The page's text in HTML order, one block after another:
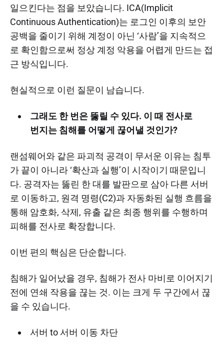
일으킨다는 점을 보았습니다. ICA(Implicit
Continuous Authentication)는 로그인 이후의 보안
공백을 줄이기 위해 계정이 아닌 ‘사람’을 지속적으
로 확인함으로써 정상 계정 악용을 어렵게 만드는 접
근 방식입니다.
현실적으로 이런 질문이 남습니다.
그래도 한 번은 뚫릴 수 있다. 이 때 전사로
번지는 침해를 어떻게 끊어낼 것인가?
랜섬웨어와 같은 파괴적 공격이 무서운 이유는 침투
가 끝이 아니라 ‘확산과 실행’이 시작이기 때문입니
다. 공격자는 뚫린 한 대를 발판으로 삼아 다른 서버
로 이동하고, 원격 명령(C2)과 자동화된 실행 흐름을
통해 암호화, 삭제, 유출 같은 최종 행위를 수행하며
피해를 전사로 확장합니다.
이번 편의 핵심은 단순합니다.
침해가 일어났을 경우, 침해가 전사 마비로 이어지기
전에 연쇄 작용을 끊는 것. 이는 크게 두 구간에서 끊
을 수 있습니다.
서버 to 서버 이동 차단